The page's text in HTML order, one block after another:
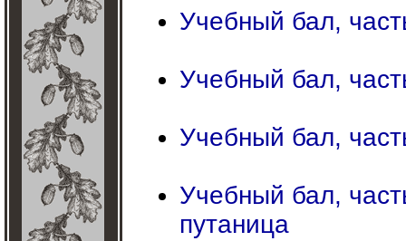
Учебный бал,
Учебный бал,
Учебный бал,
Учебный бал,
путаница